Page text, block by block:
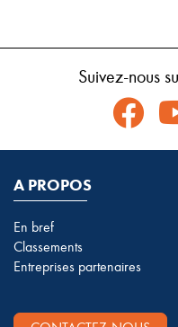
Suivez-nous
A PROPOS
En bref
Classements
Entreprises partenaires